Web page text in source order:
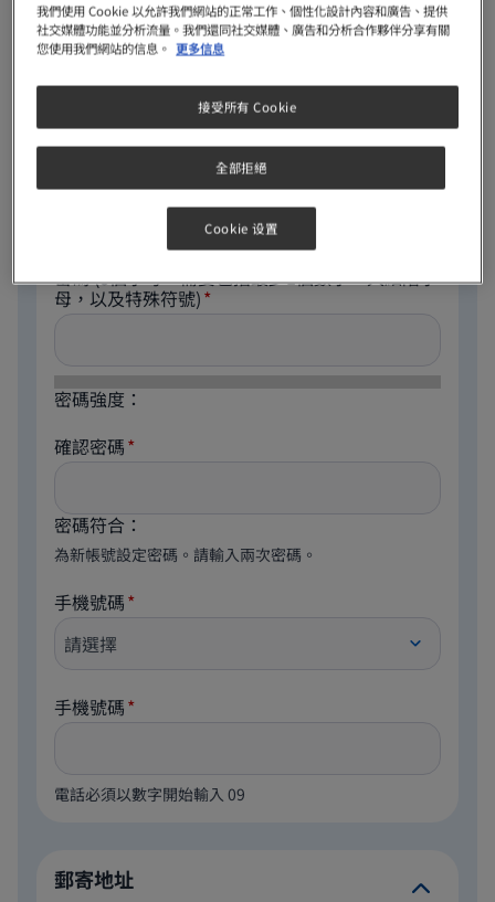
The email address is not made public. It will only be
used if you need to be contacted about your account
or for opted-in notifications.
密碼(8個字母，需要包括最少1個數字，大細階字
母，以及特殊符號)
密碼強度：
確認密碼
密碼符合：
為新帳號設定密碼。請輸入兩次密碼。
手機號碼
手機號碼
電話必須以數字開始輸入 09
郵寄地址
我們使用 Cookie 以允許我們網站的正常工作、個性化設計內容和廣告、提供
社交媒體功能並分析流量。我們還同社交媒體、廣告和分析合作夥伴分享有關
您使用我們網站的信息。 更多信息
全部拒絕
接受所有 Cookie
Cookie 设置